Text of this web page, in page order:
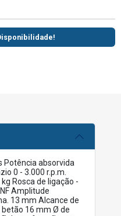
Potência absorvida
0 - 3.000 r.p.m.
kg Rosca de ligação
Amplitude
13 mm Alcance de
16 mm Ø de